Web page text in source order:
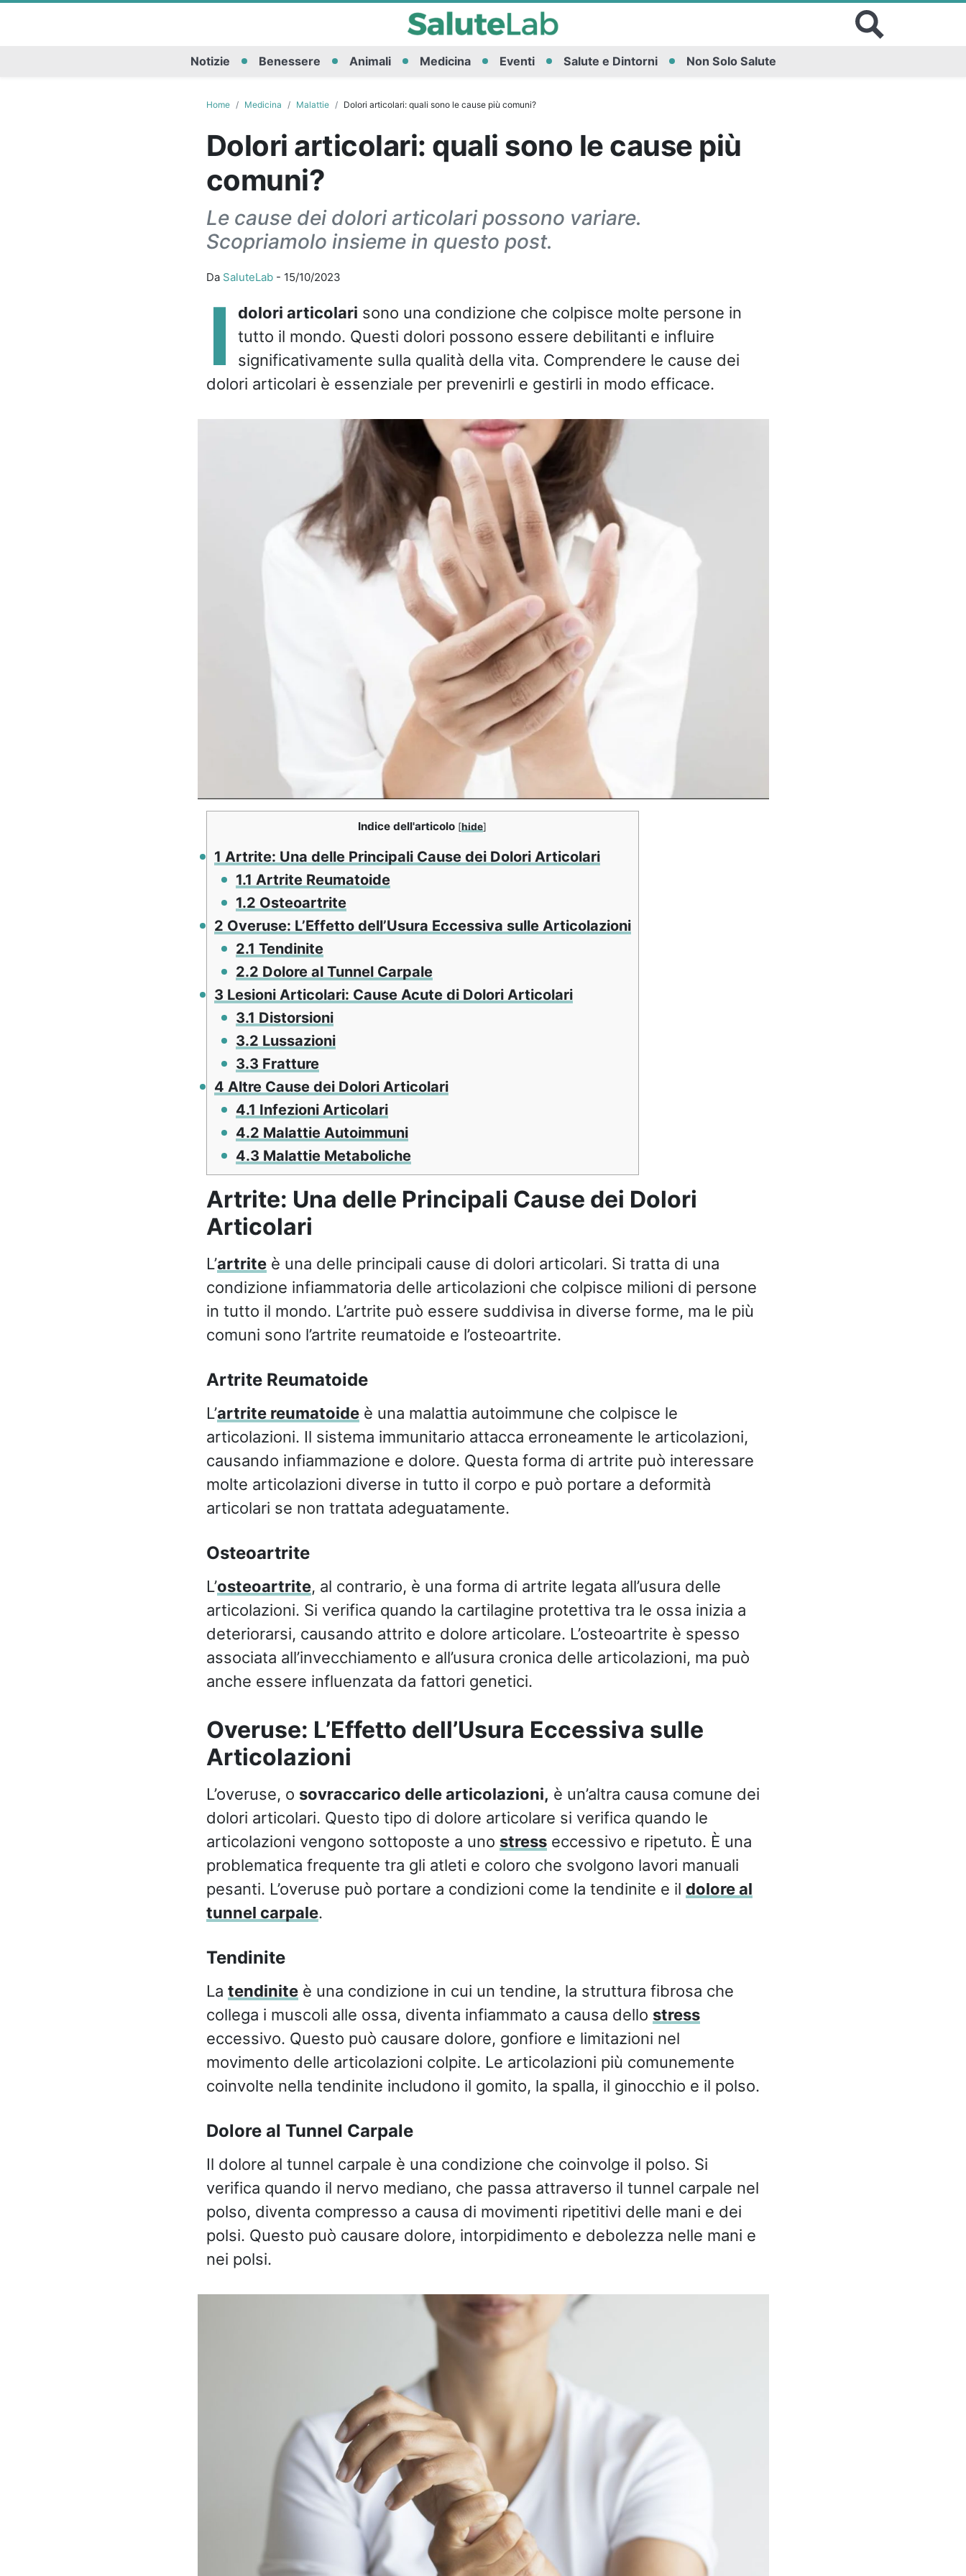
Notizie Benessere Animali Medicina Eventi Salute e Dintorni Non Solo Salute
Home Medicina Malattie Dolori articolari: quali sono le cause più comuni?
Dolori articolari: quali sono le cause più
comuni?
Le cause dei dolori articolari possono variare.
Scopriamolo insieme in questo post.
Da SaluteLab- 15/10/2023
I dolori articolari sono una condizione che colpisce molte persone in
tutto il mondo. Questi dolori possono essere debilitanti e influire
significativamente sulla qualità della vita. Comprendere le cause dei
dolori articolari è essenziale per prevenirli e gestirli in modo efficace.
Indice dell'articolo [hide]
1 Artrite: Una delle Principali Cause dei Dolori Articolari
1.1 Artrite Reumatoide
1.2 Osteoartrite
2 Overuse: L’Effetto dell’Usura Eccessiva sulle Articolazioni
2.1 Tendinite
2.2 Dolore al Tunnel Carpale
3 Lesioni Articolari: Cause Acute di Dolori Articolari
3.1 Distorsioni
3.2 Lussazioni
3.3 Fratture
4 Altre Cause dei Dolori Articolari
4.1 Infezioni Articolari
4.2 Malattie Autoimmuni
4.3 Malattie Metaboliche
Artrite: Una delle Principali Cause dei Dolori
Articolari
L’artriteè una delle principali cause di dolori articolari. Si tratta di una
condizione infiammatoria delle articolazioni che colpisce milioni di persone
in tutto il mondo. L’artrite può essere suddivisa in diverse forme, ma le più
comuni sono l’artrite reumatoide e l’osteoartrite.
Artrite Reumatoide
L’artrite reumatoideè una malattia autoimmune che colpisce le
articolazioni. Il sistema immunitario attacca erroneamente le articolazioni,
causando infiammazione e dolore. Questa forma di artrite può interessare
molte articolazioni diverse in tutto il corpo e può portare a deformità
articolari se non trattata adeguatamente.
Osteoartrite
L’osteoartrite, al contrario, è una forma di artrite legata all’usura delle
articolazioni. Si verifica quando la cartilagine protettiva tra le ossa inizia a
deteriorarsi, causando attrito e dolore articolare. L’osteoartrite è spesso
associata all’invecchiamento e all’usura cronica delle articolazioni, ma può
anche essere influenzata da fattori genetici.
Overuse: L’Effetto dell’Usura Eccessiva sulle
Articolazioni
L’overuse, o sovraccarico delle articolazioni, è un’altra causa comune dei
dolori articolari. Questo tipo di dolore articolare si verifica quando le
articolazioni vengono sottoposte a uno stresseccessivo e ripetuto. È una
problematica frequente tra gli atleti e coloro che svolgono lavori manuali
pesanti. L’overuse può portare a condizioni come la tendinite e il dolore al
tunnel carpale.
Tendinite
La tendiniteè una condizione in cui un tendine, la struttura fibrosa che
collega i muscoli alle ossa, diventa infiammato a causa dello stress
eccessivo. Questo può causare dolore, gonfiore e limitazioni nel
movimento delle articolazioni colpite. Le articolazioni più comunemente
coinvolte nella tendinite includono il gomito, la spalla, il ginocchio e il polso.
Dolore al Tunnel Carpale
Il dolore al tunnel carpale è una condizione che coinvolge il polso. Si
verifica quando il nervo mediano, che passa attraverso il tunnel carpale nel
polso, diventa compresso a causa di movimenti ripetitivi delle mani e dei
polsi. Questo può causare dolore, intorpidimento e debolezza nelle mani e
nei polsi.